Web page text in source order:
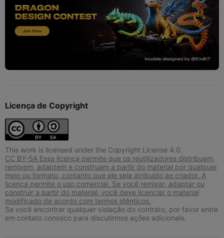
Licença de Copyright
This work is licensed under the Copyright License 4.0.
CC BY-SA Essa licença permite que os reutilizadores distribuam,
remixem, adaptem e construam a partir do material por qualquer
meio ou formato, contanto que ele seja atribuído ao criador. A
licença permite o uso comercial. Se você remixar, adaptar ou
construir a partir do material, você deve licenciar o material
modificado de acordo com termos idênticos.
Se você encontrar qualquer violação do contrato, por favor entre
em contato conosco para discutirmos ações adicionais.